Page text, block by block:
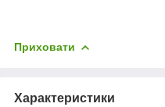
Приховати
Характеристики